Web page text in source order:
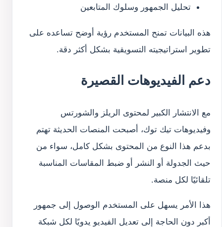
تحليل الجمهور وسلوك المتابعين
هذه البيانات تمنح المستخدم رؤية أوضح تساعده على
تطوير استراتيجيته التسويقية بشكل أكثر دقة.
دعم الفيديوهات القصيرة
مع الانتشار الكبير لمحتوى الريلز والشورتس
وفيديوهات تيك توك، أصبحت المنصات الحديثة تهتم
بدعم هذا النوع من المحتوى بشكل كامل، سواء من
حيث الجدولة أو النشر أو ضبط المقاسات المناسبة
تلقائيًا لكل منصة.
هذا الأمر يسهل على المستخدم الوصول إلى جمهور
أكبر دون الحاجة إلى تعديل الفيديو يدويًا لكل شبكة